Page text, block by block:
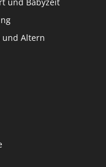
und Altern